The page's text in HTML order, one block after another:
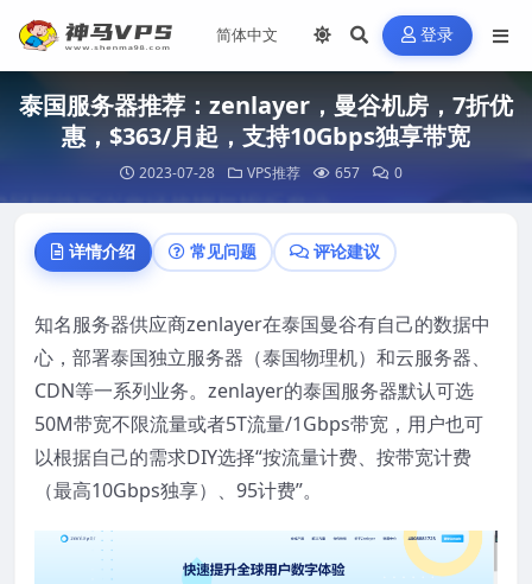
登录
泰国服务器推荐：zenlayer，曼谷机房，7折优
惠，$363/月起，支持10Gbps独享带宽
2023-07-28 VPS推荐 657 0
详情介绍 常见问题 评论建议
知名服务器供应商zenlayer在泰国曼谷有自己的数据中
心，部署泰国独立服务器（泰国物理机）和云服务器、
CDN等一系列业务。zenlayer的泰国服务器默认可选
50M带宽不限流量或者5T流量/1Gbps带宽，用户也可
以根据自己的需求DIY选择“按流量计费、按带宽计费
（最高10Gbps独享）、95计费”。